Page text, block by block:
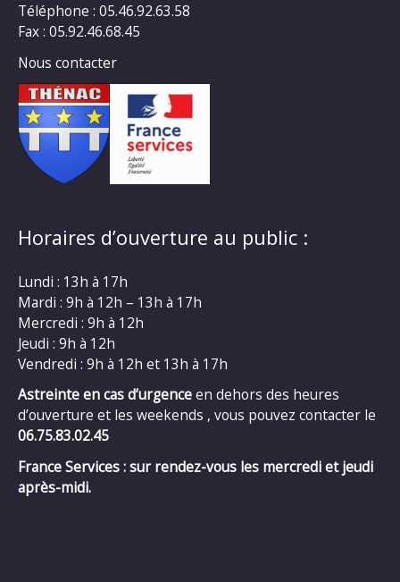
Téléphone : 05.46.92.63.58
Fax : 05.92.46.68.45
Nous contacter
Horaires d’ouverture au public :
Lundi : 13h à 17h
Mardi : 9h à 12h – 13h à 17h
Mercredi : 9h à 12h
Jeudi : 9h à 12h
Vendredi : 9h à 12h et 13h à 17h
Astreinte en cas d’urgenceen dehors des heures
d’ouverture et les weekends , vous pouvez contacter le
06.75.83.02.45
France Services : sur rendez-vous les mercredi et jeudi
après-midi.